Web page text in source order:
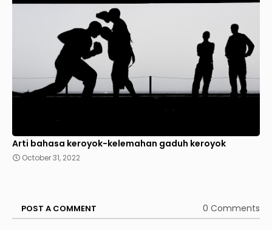
Arti bahasa keroyok-kelemahan gaduh keroyok
October 31, 2022
POST A COMMENT 0 Comments